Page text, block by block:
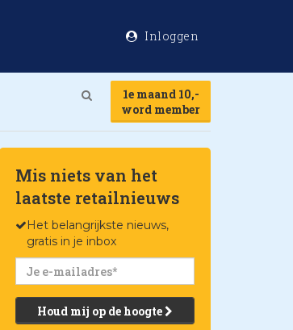
Inloggen
1e maand 10,-
word member
Mis niets van het
laatste retailnieuws
Het belangrijkste nieuws,
gratis in je inbox
Houd mij op de hoogte